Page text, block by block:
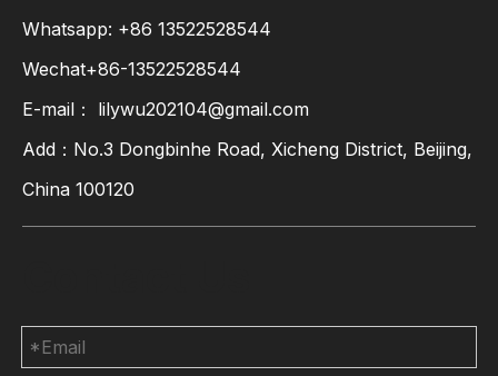
Whatsapp: +86 13522528544
Wechat+86-13522528544
E-mail： lilywu202104@gmail.com
Add：No.3 Dongbinhe Road, Xicheng District, Beijing,
China 100120